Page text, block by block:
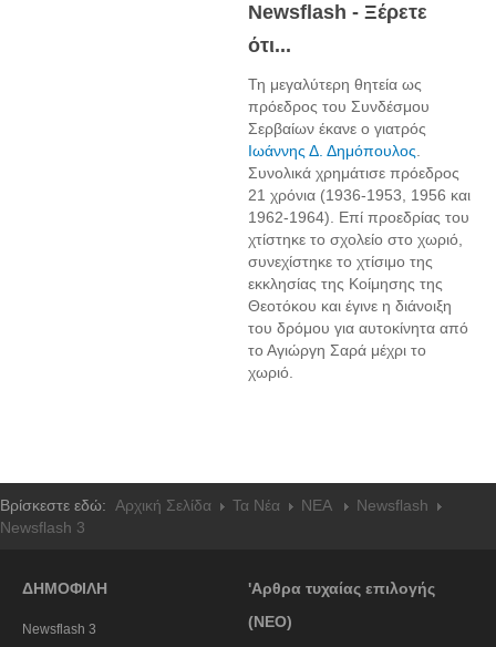
Newsflash - Ξέρετε
ότι...
Τη μεγαλύτερη θητεία ως
πρόεδρος του Συνδέσμου
Σερβαίων έκανε ο γιατρός
Ιωάννης Δ. Δημόπουλος.
Συνολικά χρημάτισε πρόεδρος
21 χρόνια (1936-1953, 1956 και
1962-1964). Επί προεδρίας του
χτίστηκε το σχολείο στο χωριό,
συνεχίστηκε το χτίσιμο της
εκκλησίας της Κοίμησης της
Θεοτόκου και έγινε η διάνοιξη
του δρόμου για αυτοκίνητα από
το Αγιώργη Σαρά μέχρι το
χωριό.
Βρίσκεστε εδώ: Αρχική Σελίδα Τα Νέα NEA
Newsflash
Newsflash 3
ΔΗΜΟΦΙΛΗ
Newsflash 3
'Αρθρα τυχαίας επιλογής
(ΝΕΟ)